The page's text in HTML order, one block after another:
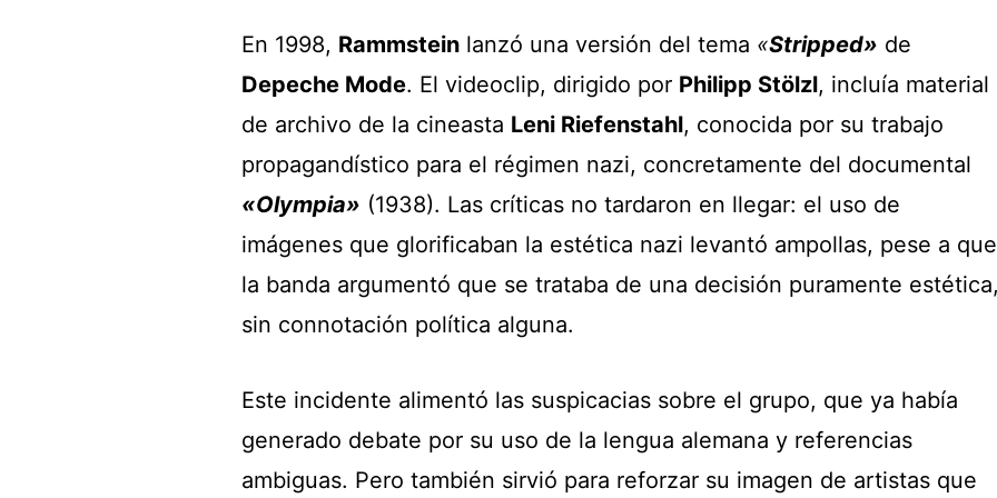
En 1998, Rammstein lanzó una versión del tema «Stripped» de
Depeche Mode. El videoclip, dirigido por Philipp Stölzl, incluía material
de archivo de la cineasta Leni Riefenstahl, conocida por su trabajo
propagandístico para el régimen nazi, concretamente del documental
«Olympia» (1938). Las críticas no tardaron en llegar: el uso de
imágenes que glorificaban la estética nazi levantó ampollas, pese a que
la banda argumentó que se trataba de una decisión puramente
sin connotación política alguna.
Este incidente alimentó las suspicacias sobre el grupo, que ya había
generado debate por su uso de la lengua alemana y referencias
ambiguas. Pero también sirvió para reforzar su imagen de artistas que